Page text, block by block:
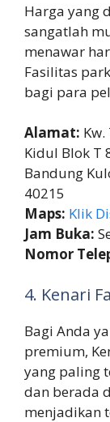
Harga yang
sangatlah
menawar
Fasilitas
bagi para
Alamat:
Kidul Blok T
Bandung
40215
Maps: Klik
Jam Buka:
Nomor
4. Kenari
Bagi Anda
premium,
yang paling
dan berada
menjadikan